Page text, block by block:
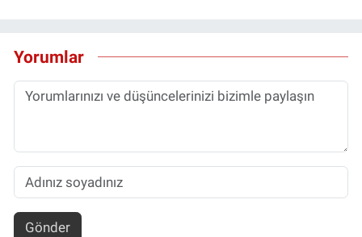
Yorumlar
Gönder